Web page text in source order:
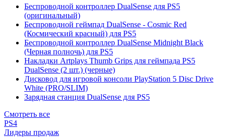
Беспроводной контроллер DualSense для PS5
(оригинальный)
Беспроводной геймпад DualSense - Cosmic Red
(Космический красный) для PS5
Беспроводной контроллер DualSense Midnight Black
(Черная полночь) для PS5
Накладки Artplays Thumb Grips для геймпада PS5
DualSense (2 шт.) (черные)
Дисковод для игровой консоли PlayStation 5 Disc Drive
White (PRO/SLIM)
Зарядная станция DualSense для PS5
Смотреть все
PS4
Лидеры продаж